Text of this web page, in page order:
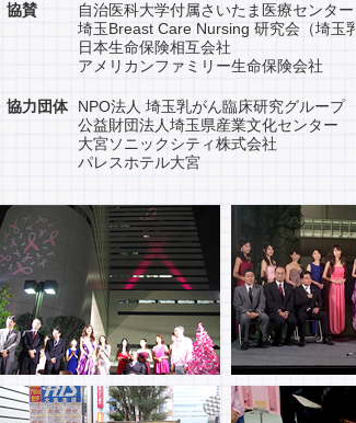
協賛
自治医科大学付属さいたま医療センター
埼玉Breast Care Nursing 研究会（埼玉
日本生命保険相互会社
アメリカンファミリー生命保険会社
協力団体
NPO法人 埼玉乳がん臨床研究グループ
公益財団法人埼玉県産業文化センター
大宮ソニックシティ株式会社
パレスホテル大宮